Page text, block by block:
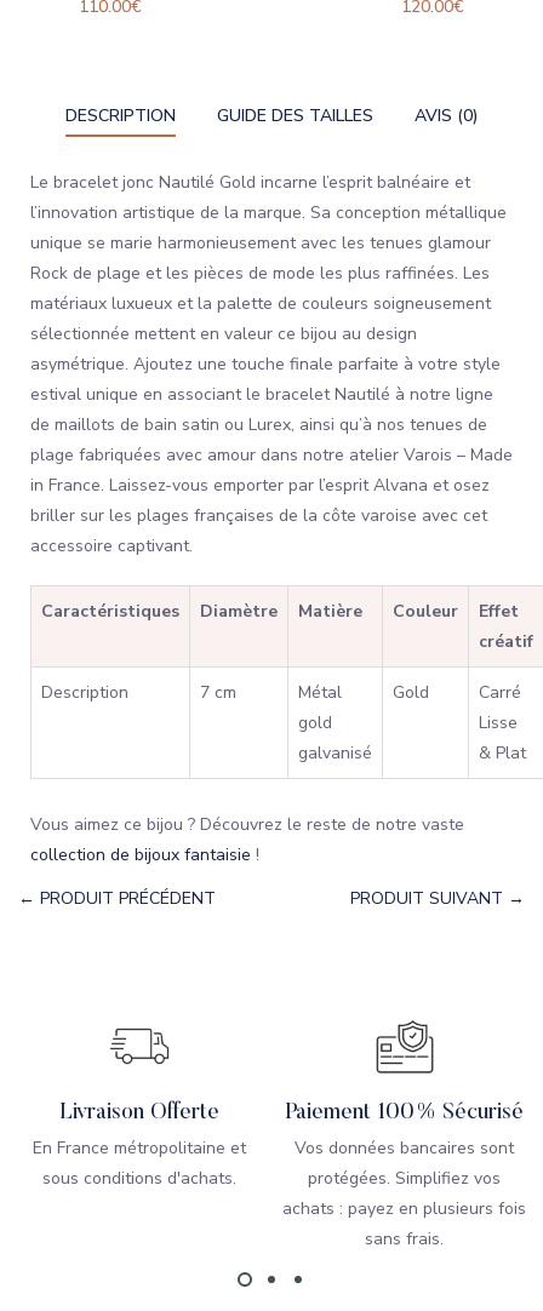
110.00€ 120.00€
DESCRIPTION GUIDE DES TAILLES AVIS (0)
Le bracelet jonc Nautilé Gold incarne l’esprit balnéaire et
l’innovation artistique de la marque. Sa conception métallique
unique se marie harmonieusement avec les tenues glamour
Rock de plage et les pièces de mode les plus raffinées. Les
matériaux luxueux et la palette de couleurs soigneusement
sélectionnée mettent en valeur ce bijou au design
asymétrique. Ajoutez une touche finale parfaite à votre style
estival unique en associant le bracelet Nautilé à notre ligne
de maillots de bain satin ou Lurex, ainsi qu’à nos tenues de
plage fabriquées avec amour dans notre atelier Varois – Made
in France. Laissez-vous emporter par l’esprit Alvana et osez
briller sur les plages françaises de la côte varoise avec cet
accessoire captivant.
Caractéristiques Diamètre Matière Couleur
Effet
créatif
Description 7 cm
Métal
gold
galvanisé
Gold
Carré
Lisse
& Plat
Vous aimez ce bijou ? Découvrez le reste de notre vaste
collection de bijoux fantaisie !
← PRODUIT PRÉCÉDENT
PRODUIT SUIVANT →
Livraison Offerte
En France métropolitaine et
sous conditions d'achats.
Paiement 100% Sécurisé
Vos données bancaires sont
protégées. Simplifiez vos
achats : payez en plusieurs fois
sans frais.